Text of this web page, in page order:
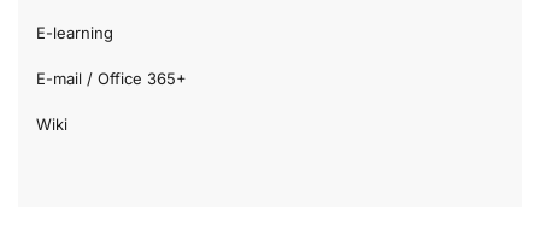
E-learning
E-mail / Office 365+
Wiki